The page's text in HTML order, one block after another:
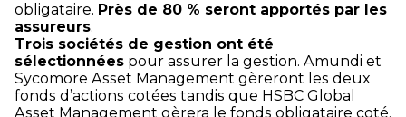
obligataire. Près de 80 % seront apportés par les
assureurs.
Trois sociétés de gestion ont été
sélectionnées pour assurer la gestion. Amundi et
Sycomore Asset Management gèreront les deux
fonds d’actions cotées tandis que HSBC Global
Asset Management gèrera le fonds obligataire coté.